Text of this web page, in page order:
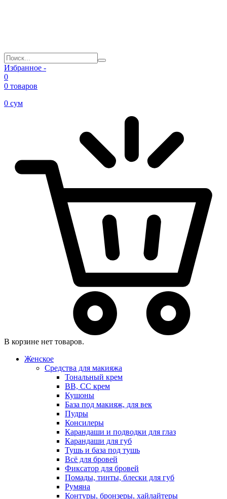
Избранное -
0
0 товаров
0 сум
В корзине нет товаров.
Женское
Средства для макияжа
Тональный крем
BB, CC крем
Кушоны
База под макияж, для век
Пудры
Консилеры
Карандаши и подводки для глаз
Карандаши для губ
Тушь и база под тушь
Всё для бровей
Фиксатор для бровей
Помады, тинты, блески для губ
Румяна
Контуры, бронзеры, хайлайтеры